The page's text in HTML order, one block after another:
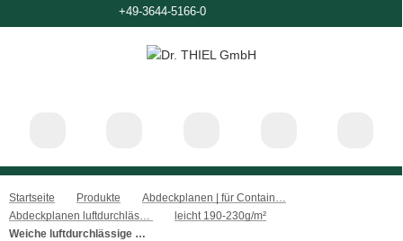
+49-3644-5166-0
Startseite Produkte
Abdeckplanen | für Container, Ladeflächen und Anhänger
Abdeckplanen luftdurchlässig
leicht 190-230g/m²
Weiche luftdurchlässige Gewirkplane 220g 3.1x7.25 rot mit Seil